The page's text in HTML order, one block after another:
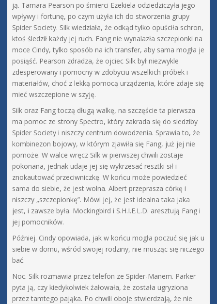
ją. Tamara Pearson po śmierci Ezekiela odziedziczyła jego
wpływy i fortunę, po czym użyła ich do stworzenia grupy
Spider Society. Silk wiedziała, że odkąd tylko opuściła schron,
ktoś śledził każdy jej ruch. Fang nie wynalazła szczepionki na
moce Cindy, tylko sposób na ich transfer, aby sama mogła je
posiąść. Pearson zdradza, że ojciec Silk był niezwykle
zdesperowany i pomocny w zdobyciu wszelkich próbek i
materiałów, choć z lekką pomocą urządzenia, które zdaje się
mieć wszczepione w szyję.
Silk oraz Fang toczą długą walkę, na szczęście ta pierwsza
ma pomoc ze strony Spectro, który zakrada się do siedziby
Spider Society i niszczy centrum dowodzenia. Sprawia to, że
kombinezon bojowy, w którym zjawiła się Fang, już jej nie
pomoże. W walce wręcz Silk w pierwszej chwili zostaje
pokonana, jednak udaje jej się wykrzesać resztki sił i
znokautować przeciwniczkę. W końcu może powiedzieć
sama do siebie, że jest wolna. Albert przeprasza córkę i
niszczy „szczepionkę”. Mówi jej, że jest idealna taka jaka
jest, i zawsze była. Mockingbird i S.H.I.E.L.D. aresztują Fang i
jej pomocników.
Później. Cindy opowiada, jak w końcu mogła poczuć się jak u
siebie w domu, wśród swojej rodziny, nie musząc się niczego
bać.
Noc. Silk rozmawia przez telefon ze Spider-Manem. Parker
pyta ją, czy kiedykolwiek żałowała, że została ugryziona
przez tamtego pająka. Po chwili oboje stwierdzają, że nie